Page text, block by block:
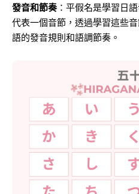
發音和節奏：平假名是學習日
代表一個音節，透過學習這些
語的發音規則和語調節奏。